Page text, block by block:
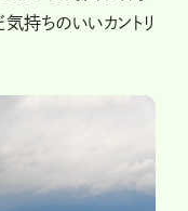
持ちのいいカントリ